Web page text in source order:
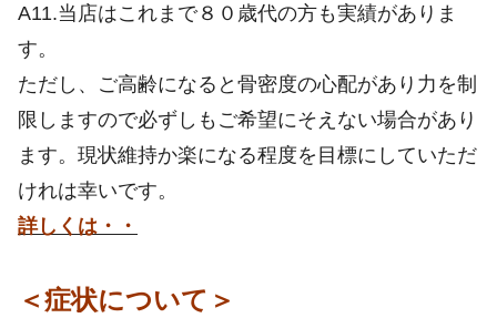
A11.当店はこれまで８０歳代の方も実績がありま
す。
ただし、ご高齢になると骨密度の心配があり力を制
限しますので必ずしもご希望にそえない場合があり
ます。現状維持か楽になる程度を目標にしていただ
けれは幸いです。
詳しくは・・
＜症状について＞